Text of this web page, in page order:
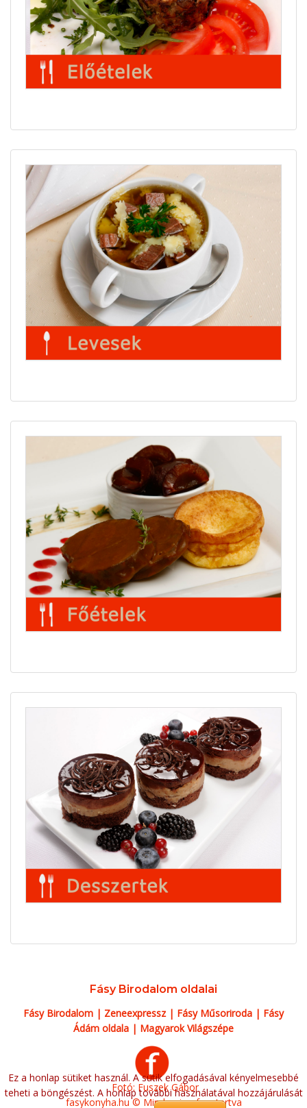
Fásy Birodalom oldalai
Fásy Birodalom | Zeneexpressz| Fásy Műsoriroda | Fásy
Ádám oldala | Magyarok Világszépe
Fotó: Fuszek Gábor
fasykonyha.hu © Minden jog fenntartva
Ez a honlap sütiket használ. A sütik elfogadásával kényelmesebbé
teheti a böngészést. A honlap további használatával hozzájárulását